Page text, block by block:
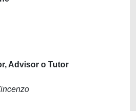
Advisor o Tutor